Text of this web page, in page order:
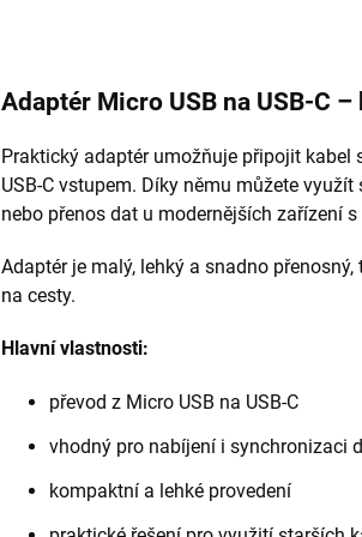
Adaptér Micro USB na USB-C –
Praktický adaptér umožňuje připojit kabel
USB-C vstupem. Díky němu můžete
nebo přenos dat u modernějších zařízení s
Adaptér je malý, lehký a snadno
na cesty.
Hlavní vlastnosti:
převod z Micro USB na USB-C
vhodný pro nabíjení i synchronizaci
kompaktní a lehké provedení